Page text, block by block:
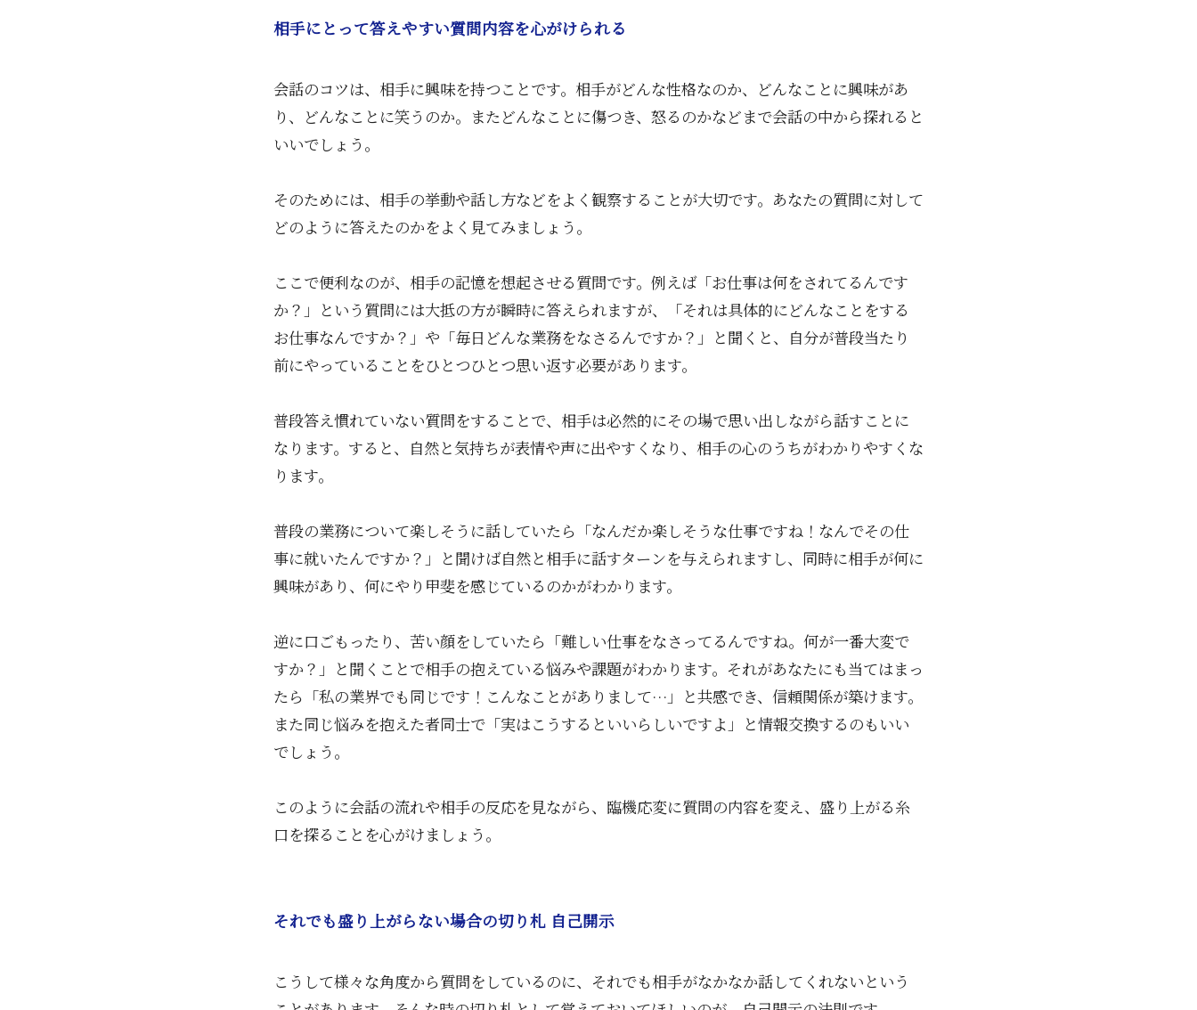
相手にとって答えやすい質問内容を心がけられる
会話のコツは、相手に興味を持つことです。相手がどんな性格なのか、どんなことに興味があ
り、どんなことに笑うのか。またどんなことに傷つき、怒るのかなどまで会話の中から探れると
いいでしょう。
そのためには、相手の挙動や話し方などをよく観察することが大切です。あなたの質問に対して
どのように答えたのかをよく見てみましょう。
ここで便利なのが、相手の記憶を想起させる質問です。例えば「お仕事は何をされてるんです
か？」という質問には大抵の方が瞬時に答えられますが、「それは具体的にどんなことをする
お仕事なんですか？」や「毎日どんな業務をなさるんですか？」と聞くと、自分が普段当たり
前にやっていることをひとつひとつ思い返す必要があります。
普段答え慣れていない質問をすることで、相手は必然的にその場で思い出しながら話すことに
なります。すると、自然と気持ちが表情や声に出やすくなり、相手の心のうちがわかりやすくな
ります。
普段の業務について楽しそうに話していたら「なんだか楽しそうな仕事ですね！なんでその仕
事に就いたんですか？」と聞けば自然と相手に話すターンを与えられますし、同時に相手が何に
興味があり、何にやり甲斐を感じているのかがわかります。
逆に口ごもったり、苦い顔をしていたら「難しい仕事をなさってるんですね。何が一番大変で
すか？」と聞くことで相手の抱えている悩みや課題がわかります。それがあなたにも当てはまっ
たら「私の業界でも同じです！こんなことがありまして…」と共感でき、信頼関係が築けます。
また同じ悩みを抱えた者同士で「実はこうするといいらしいですよ」と情報交換するのもいい
でしょう。
このように会話の流れや相手の反応を見ながら、臨機応変に質問の内容を変え、盛り上がる糸
口を探ることを心がけましょう。
それでも盛り上がらない場合の切り札 自己開示
こうして様々な角度から質問をしているのに、それでも相手がなかなか話してくれないという